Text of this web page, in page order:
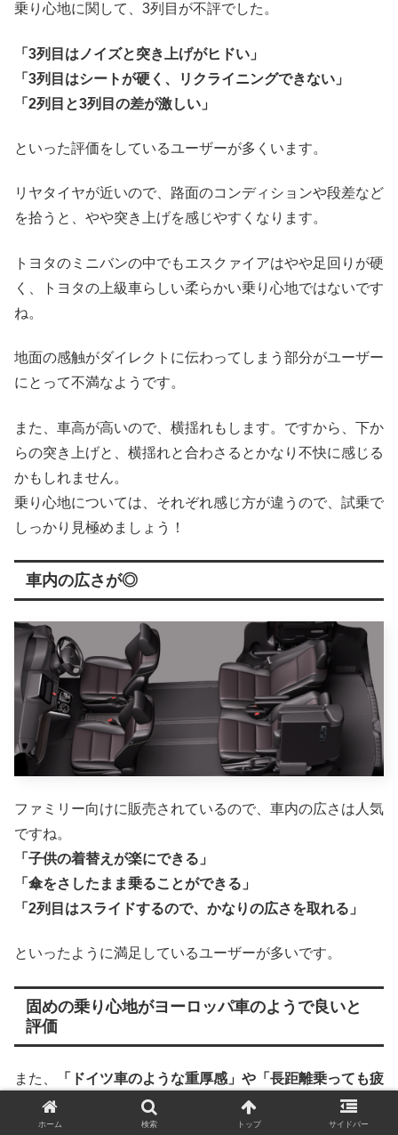
乗り心地に関して、3列目が不評でした。
「3列目はノイズと突き上げがヒドい」
「3列目はシートが硬く、リクライニングできない」
「2列目と3列目の差が激しい」
といった評価をしているユーザーが多くいます。
リヤタイヤが近いので、路面のコンディションや段差など
を拾うと、やや突き上げを感じやすくなります。
トヨタのミニバンの中でもエスクァイアはやや足回りが硬
く、トヨタの上級車らしい柔らかい乗り心地ではないです
ね。
地面の感触がダイレクトに伝わってしまう部分がユーザー
にとって不満なようです。
また、車高が高いので、横揺れもします。ですから、下か
らの突き上げと、横揺れと合わさるとかなり不快に感じる
かもしれません。
乗り心地については、それぞれ感じ方が違うので、試乗で
しっかり見極めましょう！
車内の広さが◎
ファミリー向けに販売されているので、車内の広さは人気
ですね。
「子供の着替えが楽にできる」
「傘をさしたまま乗ることができる」
「2列目はスライドするので、かなりの広さを取れる」
といったように満足しているユーザーが多いです。
固めの乗り心地がヨーロッパ車のようで良いと
評価
また、
「ドイツ車のような重厚感」や「長距離乗っても疲
れない」
といった評価もあるので、固めの乗り心地が好ま
れている部分もあります。
ホーム 検索 トップ サイドバー